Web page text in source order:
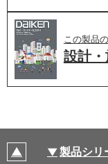
この製品の
設計
製品シリ